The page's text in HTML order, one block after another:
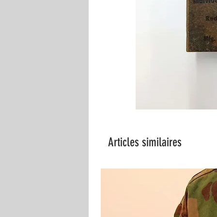
Articles similaires